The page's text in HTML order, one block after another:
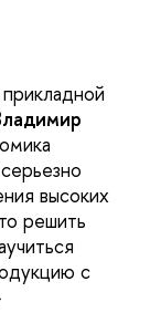
высоких
решить
с